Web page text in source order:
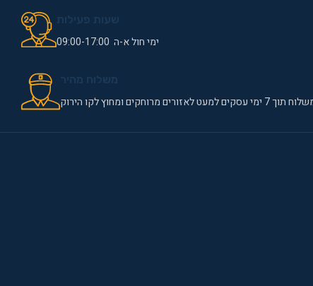
ימי חול א-ה 09:00-17:00
7 ימי עסקים למעט לאזורים מרוחקים ומחוץ לקו הירוק